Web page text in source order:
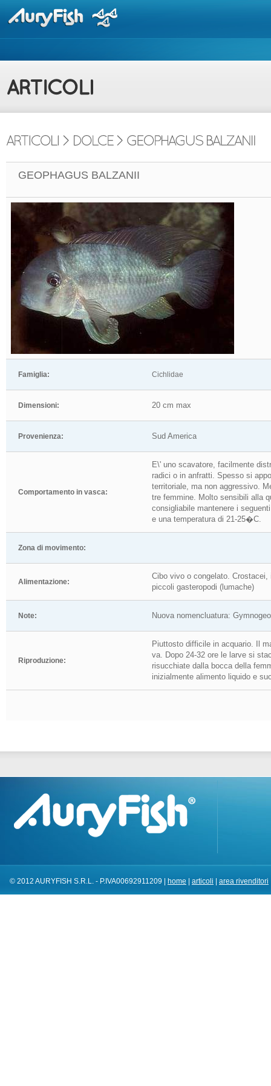
GEOPHAGUS BALZANII
Famiglia: Cichlidae
Dimensioni: 20 cm max
Provenienza: Sud America
Comportamento in vasca:
E\' uno scavatore, facilmente
radici o in anfratti. Spesso si
territoriale, ma non aggressivo.
tre femmine. Molto sensibili alla
consigliabile mantenere i
e una temperatura di 21-25�C.
Zona di movimento:
Alimentazione:
Cibo vivo o congelato.
piccoli gasteropodi (lumache)
Note: Nuova nomencluatura:
Riproduzione:
Piuttosto difficile in acquario. Il
va. Dopo 24-32 ore le larve si
risucchiate dalla bocca della
inizialmente alimento liquido e
© 2012 AURYFISH S.R.L. - P.IVA00692911209 | home articoli area rivenditori